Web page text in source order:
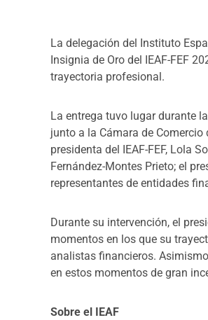
La delegación del Instituto
Insignia de Oro del IEAF-FEF
trayectoria profesional.
La entrega tuvo lugar durante
junto a la Cámara de
presidenta del IEAF-FEF, Lola
Fernández-Montes Prieto; el
representantes de entidades
Durante su intervención, el
momentos en los que su
analistas financieros.
en estos momentos de gran
Sobre el IEAF